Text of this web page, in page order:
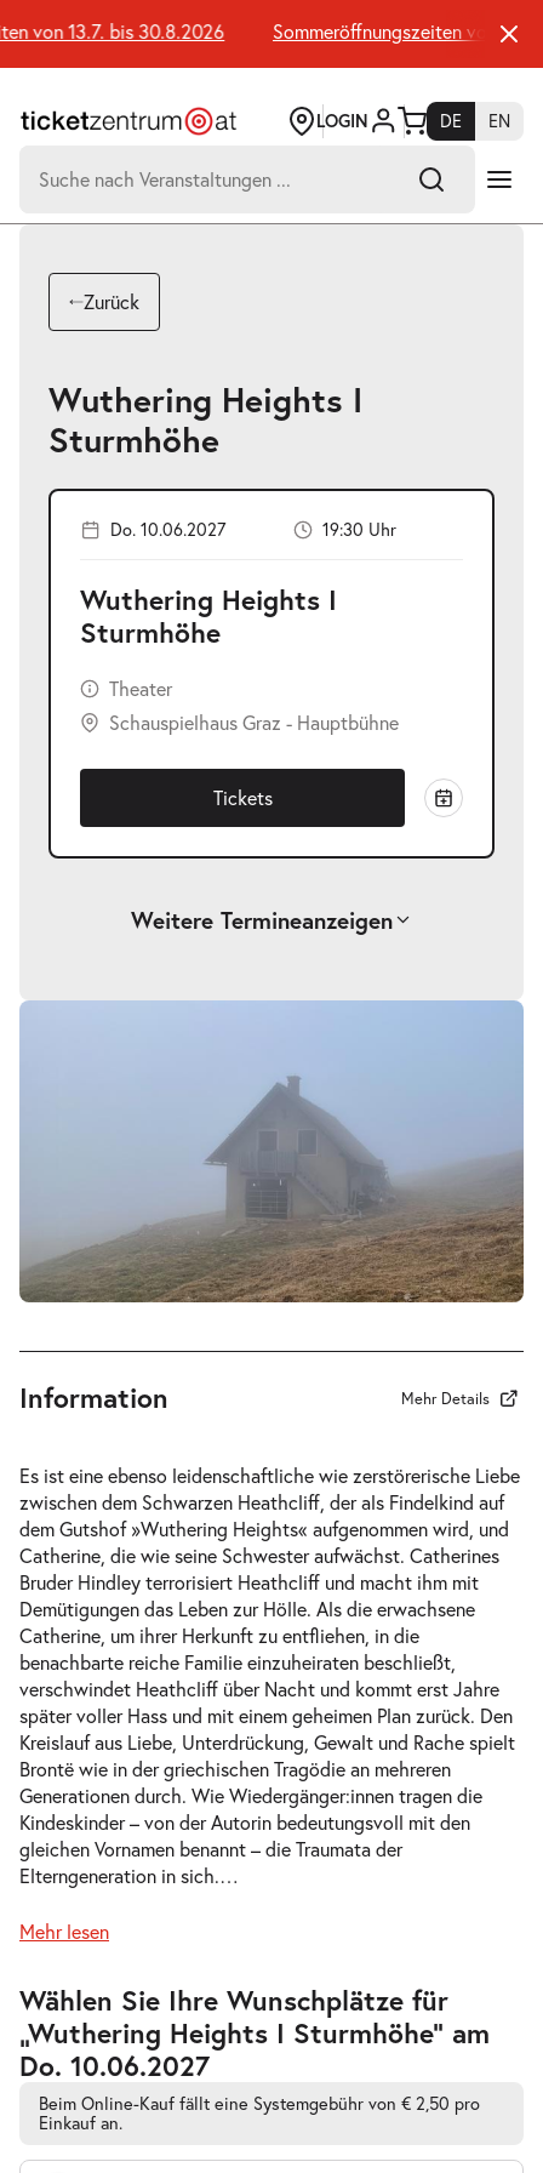
Seiteninhalt
springen
von 13.7. bis 30.8.2026 Sommeröffnungszeiten von 13.7.
LOGIN DE
EN
nach:
Suchtreffer:
Zurück
Wuthering Heights I
Sturmhöhe
Do. 10.06.2027 19:30 Uhr
Wuthering Heights I
Sturmhöhe
Theater
Schauspielhaus Graz - Hauptbühne
Tickets
Weitere Termineanzeigen
Wuthering Heights I Sturmhöhe-
Wuthering Heights I Sturmhöhe-
Fr.
30.04.2027
Fr. 30.04.2027
Tickets
Wuthering Heights I Sturmhöhe-
Mi.
12.05.2027
Mi. 12.05.2027
19:30 Uhr
Tickets
Wuthering Heights I Sturmhöhe-
Sa.
22.05.2027
Sa. 22.05.2027
19:30 Uhr
Tickets
Wuthering Heights I Sturmhöhe
23.05.2027
15:00 Uhr
Tickets
Wuthering Heights I Sturmhöhe-
Information Mehr Details
Es ist eine ebenso leidenschaftliche wie zerstörerische Liebe
zwischen dem Schwarzen Heathcliff, der als Findelkind auf
dem Gutshof »Wuthering Heights« aufgenommen wird, und
Catherine, die wie seine Schwester aufwächst. Catherines
Bruder Hindley terrorisiert Heathcliff und macht ihm mit
Demütigungen das Leben zur Hölle. Als die erwachsene
Catherine, um ihrer Herkunft zu entfliehen, in die
benachbarte reiche Familie einzuheiraten beschließt,
verschwindet Heathcliff über Nacht und kommt erst Jahre
später voller Hass und mit einem geheimen Plan zurück. Den
Kreislauf aus Liebe, Unterdrückung, Gewalt und Rache spielt
Brontë wie in der griechischen Tragödie an mehreren
Generationen durch. Wie Wiedergänger:innen tragen die
Kindeskinder – von der Autorin bedeutungsvoll mit den
gleichen Vornamen benannt – die Traumata der
Elterngeneration in sich.…
Mehr lesen
Wählen Sie Ihre Wunschplätze für
„Wuthering Heights I Sturmhöhe” am
Do. 10.06.2027
Beim Online-Kauf fällt eine Systemgebühr von € 2,50 pro
Einkauf an.
Zur
barrierefreien
automatischen
Bestplatzwahl